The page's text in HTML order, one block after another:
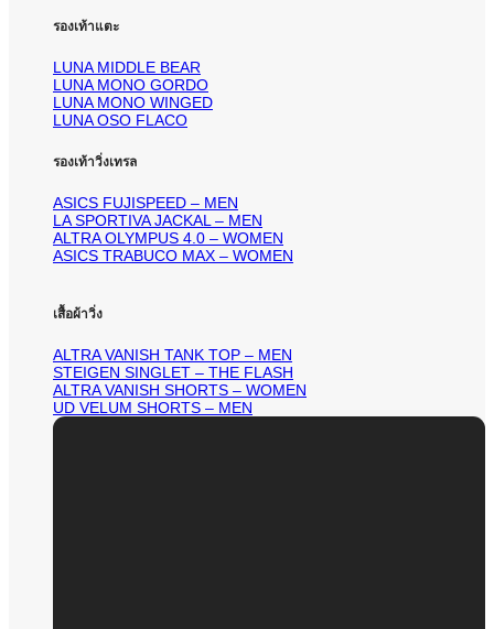
รองเท้าแตะ
LUNA MIDDLE BEAR
LUNA MONO GORDO
LUNA MONO WINGED
LUNA OSO FLACO
รองเท้าวิ่งเทรล
ASICS FUJISPEED – MEN
LA SPORTIVA JACKAL – MEN
ALTRA OLYMPUS 4.0 – WOMEN
ASICS TRABUCO MAX – WOMEN
เสื้อผ้าวิ่ง
ALTRA VANISH TANK TOP – MEN
STEIGEN SINGLET – THE FLASH
ALTRA VANISH SHORTS – WOMEN
UD VELUM SHORTS – MEN